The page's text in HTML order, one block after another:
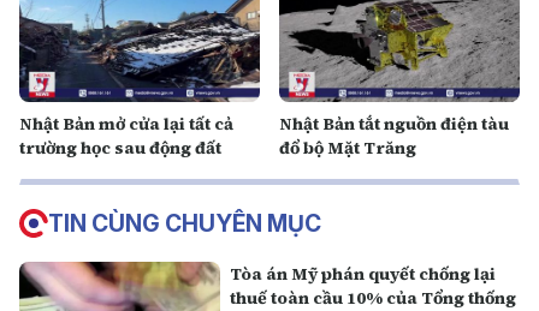
Nhật Bản mở cửa lại tất cả
trường học sau động đất
Nhật Bản tắt nguồn điện tàu
đổ bộ Mặt Trăng
TIN CÙNG CHUYÊN MỤC
Tòa án Mỹ phán quyết chống lại
thuế toàn cầu 10% của Tổng thống